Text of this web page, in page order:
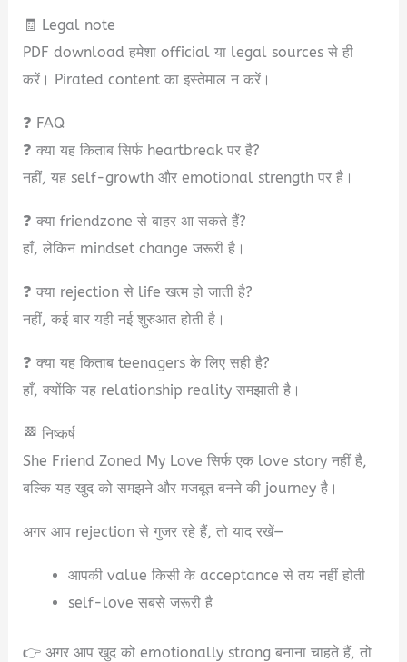
🧾 Legal note
PDF download हमेशा official या legal sources से ही
करें। Pirated content का इस्तेमाल न करें।
❓ FAQ
❓ क्या यह किताब सिर्फ heartbreak पर है?
नहीं, यह self-growth और emotional strength पर है।
❓ क्या friendzone से बाहर आ सकते हैं?
हाँ, लेकिन mindset change जरूरी है।
❓ क्या rejection से life खत्म हो जाती है?
नहीं, कई बार यही नई शुरुआत होती है।
❓ क्या यह किताब teenagers के लिए सही है?
हाँ, क्योंकि यह relationship reality समझाती है।
🏁 निष्कर्ष
She Friend Zoned My Love सिर्फ एक love story नहीं है,
बल्कि यह खुद को समझने और मजबूत बनने की journey है।
अगर आप rejection से गुजर रहे हैं, तो याद रखें—
आपकी value किसी के acceptance से तय नहीं होती
self-love सबसे जरूरी है
👉 अगर आप खुद को emotionally strong बनाना चाहते हैं, तो